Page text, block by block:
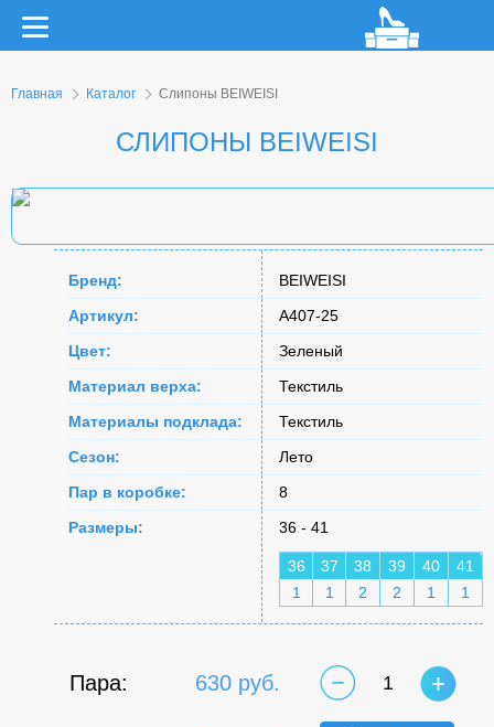
Главная Каталог Слипоны BEIWEISI
СЛИПОНЫ BEIWEISI
Бренд:
BEIWEISI
Артикул:
A407-25
Цвет:
Зеленый
Материал верха:
Текстиль
Материалы подклада:
Текстиль
Сезон:
Лето
Пар в коробке:
8
Размеры:
36 - 41
36 37 38 39 40
41
1
1 2 2 1 1
Пара: 630 руб. 1